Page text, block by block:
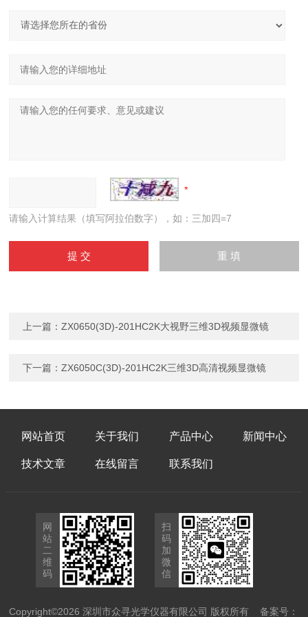
请输入计算结果（填写阿拉伯数字），如：三加四=7
上一篇：ZX0650(3D)-201HC2K大视野三维3D视频显微镜
下一篇：ZX6050C(3D)-201HC2K三维3D高清视频显微镜
网站首页 关于我们 产品中心 新闻中心
技术文章 在线留言 联系我们
网
站
二
维
码
扫
码
加
微
信
Copyright©2026 深圳市众寻光学仪器有限公司 版权所有备案号：